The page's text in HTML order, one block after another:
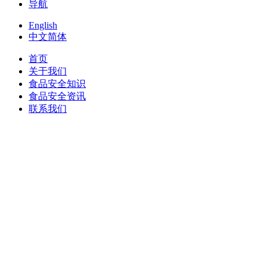
导航
English
中文简体
首页
关于我们
食品安全知识
食品安全资讯
联系我们